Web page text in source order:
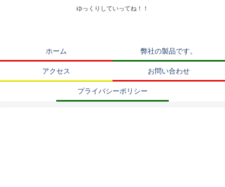
ゆっくりしていってね！！
ホーム 弊社の製品です。
アクセス お問い合わせ
プライバシーポリシー